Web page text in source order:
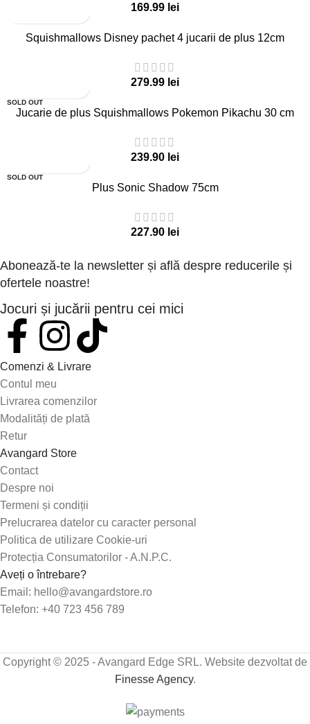
lei
Squishmallows Disney pachet 4 jucarii de plus 12cm
lei
SOLD OUT
Jucarie de plus Squishmallows Pokemon Pikachu 30 cm
lei
SOLD OUT
Plus Sonic Shadow 75cm
lei
Abonează-te la newsletter și află despre reducerile și
ofertele noastre!
Jocuri și jucării pentru cei mici
Comenzi & Livrare
Contul meu
Livrarea comenzilor
Modalități de plată
Retur
Avangard Store
Contact
Despre noi
Termeni și condiții
Prelucrarea datelor cu caracter personal
Politica de utilizare Cookie-uri
Protecția Consumatorilor - A.N.P.C.
Aveți o întrebare?
Email: hello@avangardstore.ro
Telefon: +40 723 456 789
Copyright © 2025 - Avangard Edge SRL. Website dezvoltat de
Finesse Agency.